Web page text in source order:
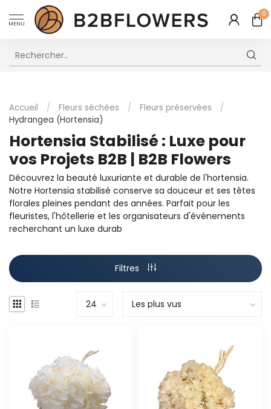
MENU
0
Accueil / Fleurs séchées / Fleurs préservées
/
Hydrangea (Hortensia)
Hortensia Stabilisé : Luxe pour
vos Projets B2B | B2B Flowers
Découvrez la beauté luxuriante et durable de l'hortensia.
Notre Hortensia stabilisé conserve sa douceur et ses têtes
florales pleines pendant des années. Parfait pour les
fleuristes, l'hôtellerie et les organisateurs d'événements
recherchant un luxe durab
Filtres